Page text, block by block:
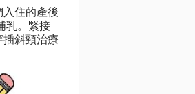
住的產後
乳。緊接
斜頸治療